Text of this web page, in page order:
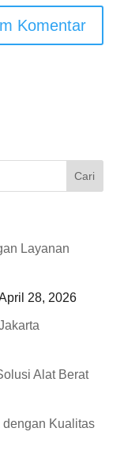
Layanan
28, 2026
Alat Berat
dengan Kualitas